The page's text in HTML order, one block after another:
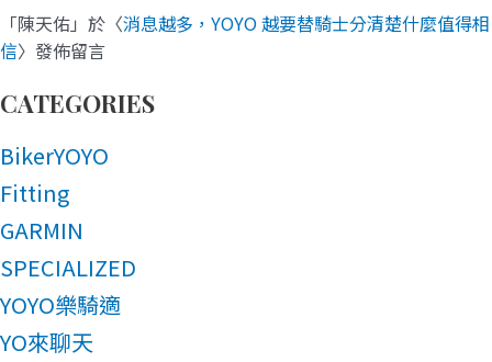
「陳天佑」於〈消息越多，YOYO 越要替騎士分清楚什麼值得相
信〉發佈留言
CATEGORIES
BikerYOYO
Fitting
GARMIN
SPECIALIZED
YOYO樂騎適
YO來聊天